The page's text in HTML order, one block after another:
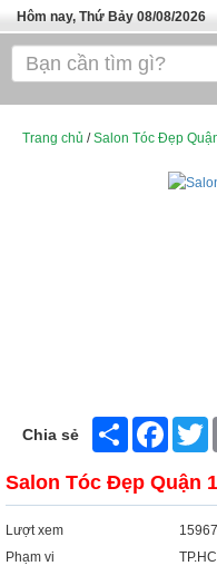
Hôm nay, Thứ Bảy 08/08/2026
Trang chủ
SPA TPHCM
Trang chủ /Salon Tóc Đẹp
Chia sẻ Share
Salon Tóc Đẹp Quận
Lượt xem
15967
Phạm vi